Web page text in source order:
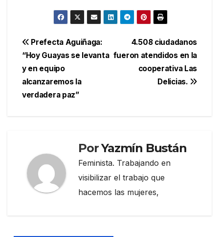
Navegación
de
entradas
4.508 ciudadanos
fueron atendidos en la
cooperativa Las
Delicias.
Prefecta Aguiñaga:
“Hoy Guayas se levanta
y en equipo
alcanzaremos la
verdadera paz”
PorYazmín Bustán
Feminista. Trabajando en
visibilizar el trabajo que
hacemos las mujeres,